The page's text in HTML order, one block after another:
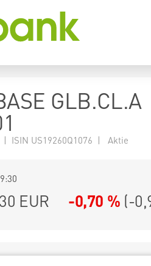
GLB.CL.A
| ISIN US19260Q1076 | Aktie
EUR -0,70 % (-